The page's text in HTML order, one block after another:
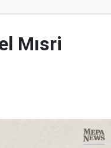
Mısri